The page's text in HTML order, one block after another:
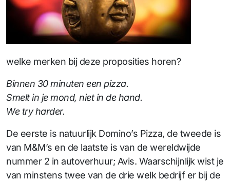
welke merken bij deze proposities horen?
Binnen 30 minuten een pizza.
Smelt in je mond, niet in de hand.
We try harder.
De eerste is natuurlijk Domino’s Pizza, de tweede is
van M&M’s en de laatste is van de wereldwijde
nummer 2 in autoverhuur; Avis. Waarschijnlijk wist je
van minstens twee van de drie welk bedrijf er bij de